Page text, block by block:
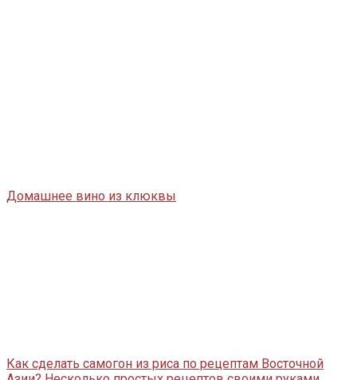
Домашнее вино из клюквы
Как сделать самогон из риса по рецептам Восточной